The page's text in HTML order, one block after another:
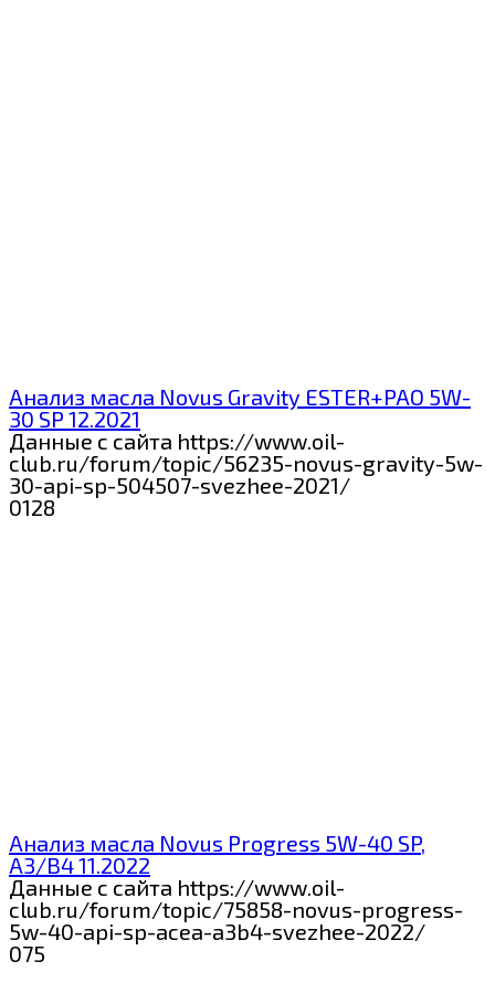
Анализ масла Novus Gravity ESTER+PAO 5W-
30 SP 12.2021
Данные с сайта https://www.oil-
club.ru/forum/topic/56235-novus-gravity-5w-
30-api-sp-504507-svezhee-2021/
0128
Анализ масла Novus Progress 5W-40 SP,
A3/B4 11.2022
Данные с сайта https://www.oil-
club.ru/forum/topic/75858-novus-progress-
5w-40-api-sp-acea-a3b4-svezhee-2022/
075